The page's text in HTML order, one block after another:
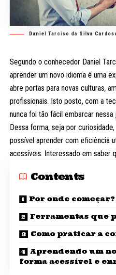
Daniel Tarciso da Silva
Segundo o conhecedor Daniel
aprender um novo idioma é uma
abre portas para novas culturas,
profissionais. Isto posto, com a
nunca foi tão fácil embarcar nessa
Dessa forma, seja por
possível aprender com eficiência
acessíveis. Interessado em saber
Contents
Por onde começar?
Ferramentas que
Como praticar a
Aprendendo um
forma acessível e